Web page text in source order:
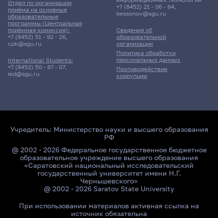
3 корпус, 38 комната
21 апреля 2026 г. 10:00
Дифференцированный зачет
Спецпрактикум по нелинейной динамике
22 апреля 2026 г. 10:00
Дифференцированный зачет
Марковские процессы
Вадивасова Татьяна Евгеньевна
Отдел по организации
приёма на основные
образовательные
программы (Центральная
приёмная комиссия):
+7 (8452) 51 - 92 - 26,
cpk@sgu.ru
International Students:
+7 (8452) 50 - 87 - 07,
ied@sgu.ru
Сведения об
образовательной
организации
Политика обработки
персональных данных
Противодействие
коррупции
+7 (8452) 21 - 06 - 64,
bessonov@sgu.ru
Учредитель: Министерство науки и высшего образования
РФ
@ 2002 - 2026 Федеральное государственное бюджетное
образовательное учреждение высшего образования
«Саратовский национальный исследовательский
государственный университет имени Н.Г.
Чернышевского»
@ 2002 - 2026 Saratov State University
При использовании материалов активная ссылка на
источник обязательна